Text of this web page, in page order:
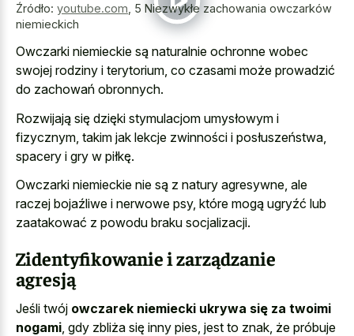
Źródło: youtube.com 5 Niezwykłe zachowania owczarków
niemieckich
Owczarki niemieckie są naturalnie ochronne wobec
swojej rodziny i terytorium, co czasami może prowadzić
do zachowań obronnych.
Rozwijają się dzięki stymulacjom umysłowym i
fizycznym, takim jak lekcje zwinności i posłuszeństwa,
spacery i gry w piłkę.
Owczarki niemieckie nie są z natury agresywne, ale
raczej bojaźliwe i nerwowe psy, które mogą ugryźć lub
zaatakować z powodu braku socjalizacji.
Zidentyfikowanie i zarządzanie
agresją
Jeśli twój owczarek niemiecki ukrywa się za twoimi
nogami , gdy zbliża się inny pies, jest to znak, że próbuje